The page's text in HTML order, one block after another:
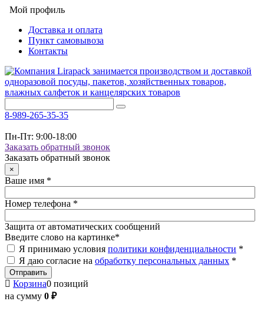
Мой профиль
Доставка и оплата
Пункт самовывоза
Контакты
8-989-265-35-35
Пн-Пт: 9:00-18:00
Заказать обратный звонок
Заказать обратный звонок
×
Ваше имя *
Номер телефона *
Защита от автоматических сообщений
Введите слово на картинке*
Я принимаю условия политики конфиденциальности *
Я даю согласие на обработку персональных данных *
Корзина0 позиций
на сумму 0 ₽